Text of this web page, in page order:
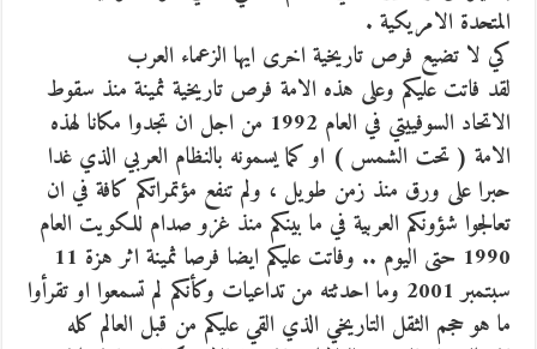
المتحدة الامريكية .
كي لا تضيع فرص تاريخية اخرى ايها الزعماء العرب
لقد فاتت عليكم وعلى هذه الامة فرص تاريخية ثمينة منذ سقوط
الاتحاد السوفييتي في العام 1992 من اجل ان تجدوا مكانا لهذه
الامة ( تحت الشمس ) او كما يسمونه بالنظام العربي الذي غدا
حبرا على ورق منذ زمن طويل ، ولم تنفع مؤتمراتكم كافة في ان
تعالجوا شؤونكم العربية في ما بينكم منذ غزو صدام للكويت العام
1990 حتى اليوم .. وفاتت عليكم ايضا فرصا ثمينة اثر هزة 11
سبتمبر 2001 وما احدثته من تداعيات وكأنكم لم تسمعوا او تقرأوا
ما هو حجم الثقل التاريخي الذي القي عليكم من قبل العالم كله